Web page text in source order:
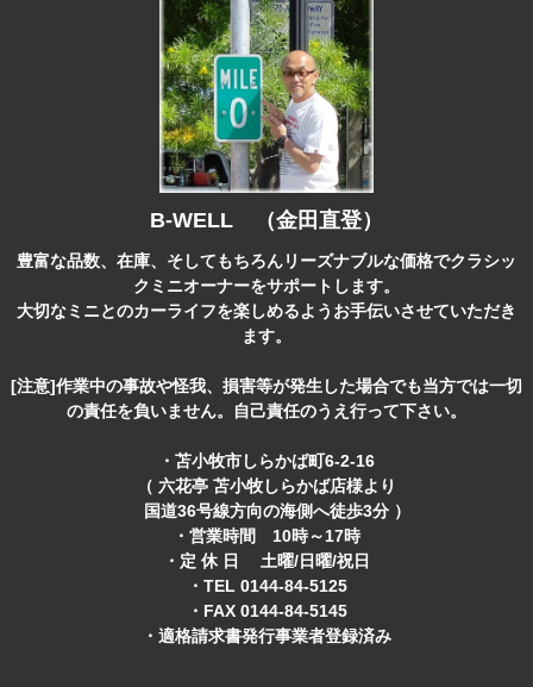
B-WELL （金田直登）
豊富な品数、在庫、そしてもちろんリーズナブルな価格でクラシッ
クミニオーナーをサポートします。
大切なミニとのカーライフを楽しめるようお手伝いさせていただき
ます。
[注意]作業中の事故や怪我、損害等が発生した場合でも当方では一切
の責任を負いません。自己責任のうえ行って下さい。
・苫小牧市しらかば町6-2-16
（ 六花亭 苫小牧しらかば店様より
国道36号線方向の海側へ徒歩3分 ）
・営業時間 10時～17時
・定 休 日 土曜/日曜/祝日
・TEL 0144-84-5125
・FAX 0144-84-5145
・適格請求書発行事業者登録済み